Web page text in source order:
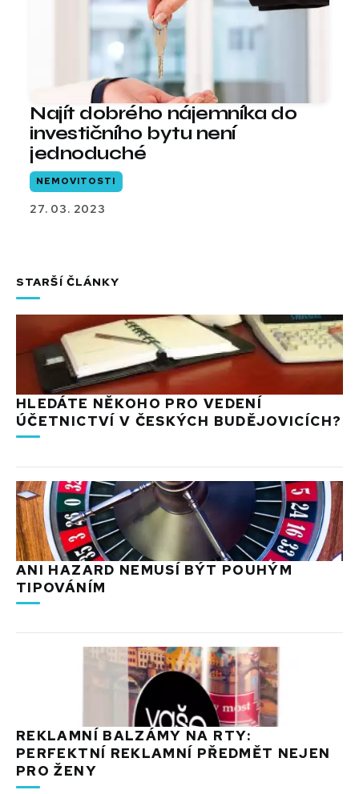
Najít dobrého nájemníka do
investičního bytu není
jednoduché
NEMOVITOSTI
27. 03. 2023
STARŠÍ ČLÁNKY
HLEDÁTE NĚKOHO PRO VEDENÍ
ÚČETNICTVÍ V ČESKÝCH BUDĚJOVICÍCH?
ANI HAZARD NEMUSÍ BÝT POUHÝM
TIPOVÁNÍM
REKLAMNÍ BALZÁMY NA RTY:
PERFEKTNÍ REKLAMNÍ PŘEDMĚT NEJEN
PRO ŽENY